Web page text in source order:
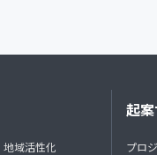
地域活性化
起
プロ